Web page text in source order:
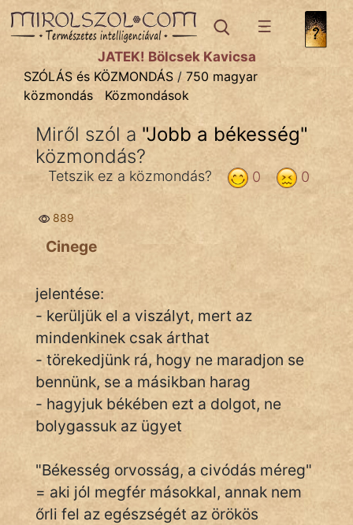
SZÓLÁS ÉS KÖZMONDÁStémák:
Bibliai
Kifejezések
Közmondások
Rímelő
Szóláscsoportok
Szólások
Tréfás
IRODALOM
És
KÖZMONDÁS
PSZICHO
JÁTÉK! Bölcsek Kavicsa
SZÓLÁS és KÖZMONDÁS / 750 magyar
közmondás
Közmondások
Miről szól a "Jobb a békesség"
közmondás?
0
0
Tetszik ez a közmondás?
889
Cinege
jelentése:
- kerüljük el a viszályt, mert az
mindenkinek csak árthat
- törekedjünk rá, hogy ne maradjon se
bennünk, se a másikban harag
- hagyjuk békében ezt a dolgot, ne
bolygassuk az ügyet
"Békesség orvosság, a civódás méreg"
= aki jól megfér másokkal, annak nem
őrli fel az egészségét az örökös